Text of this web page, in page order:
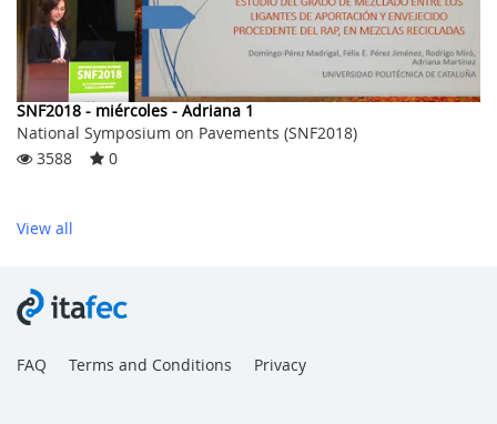
SNF2018 - miércoles - Adriana 1
National Symposium on Pavements (SNF2018)
3588
0
View all
FAQ Terms and Conditions Privacy